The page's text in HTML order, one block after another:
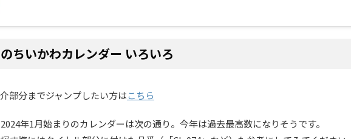
ちいかわカレンダー いろいろ
部分までジャンプしたい方はこちら
年1月始まりのカレンダーは次の通り。今年は過去最高数になりそうです。